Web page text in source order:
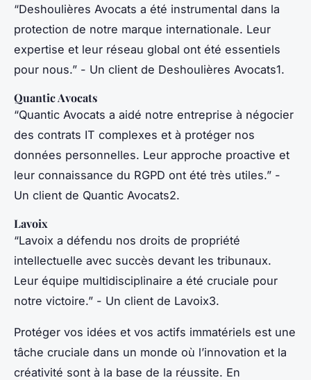
“Deshoulières Avocats a été instrumental dans la
protection de notre marque internationale. Leur
expertise et leur réseau global ont été essentiels
pour nous.” - Un client de Deshoulières Avocats1.
Quantic Avocats
“Quantic Avocats a aidé notre entreprise à négocier
des contrats IT complexes et à protéger nos
données personnelles. Leur approche proactive et
leur connaissance du RGPD ont été très utiles.” -
Un client de Quantic Avocats2.
Lavoix
“Lavoix a défendu nos droits de propriété
intellectuelle avec succès devant les tribunaux.
Leur équipe multidisciplinaire a été cruciale pour
notre victoire.” - Un client de Lavoix3.
Protéger vos idées et vos actifs immatériels est une
tâche cruciale dans un monde où l’innovation et la
créativité sont à la base de la réussite. En